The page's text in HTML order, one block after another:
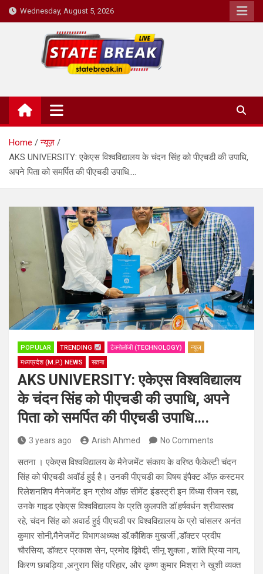
Skip
to
Wednesday, August 5, 2026
State Break
Home
न्यूज़
AKS UNIVERSITY: एकेएस विश्वविद्यालय के चंदन सिंह को पीएचडी की उपाधि,
अपने पिता को समर्पित की पीएचडी उपाधि….
POPULAR TRENDING टेक्नोलॉजी (TECHNOLOGY)
न्यूज़
मध्यप्रदेश (M.P.) NEWS
सतना
AKS UNIVERSITY: एकेएस विश्वविद्यालय
के चंदन सिंह को पीएचडी की उपाधि, अपने
पिता को समर्पित की पीएचडी उपाधि….
3 years ago Arish Ahmed No Comments
सतना । एकेएस विश्वविद्यालय के मैनेजमेंट संकाय के वरिष्ठ फैकेल्टी चंदन
सिंह को पीएचडी अवॉर्ड हुई है। उनकी पीएचडी का विषय इंपैक्ट ऑफ़ कस्टमर
रिलेशनशिप मैनेजमेंट इन ग्रोथ ऑफ़ सीमेंट इंडस्ट्री इन विंध्या रीजन रहा,
उनके गाइड एकेएस विश्वविद्यालय के प्रति कुलपति डॉ.हर्षवर्धन श्रीवास्तव
रहे, चंदन सिंह को अवार्ड हुई पीएचडी पर विश्वविद्यालय के प्रो चांसलर अनंत
कुमार सोनी,मैनेजमेंट विभागअध्यक्ष डॉ.कौशिक मुखर्जी ,डॉक्टर प्रदीप
चौरसिया, डॉक्टर प्रकाश सेन, प्रमोद द्विवेदी, सीनू शुक्ला , शांति प्रिया नाग,
किरण छाबड़िया ,अनुराग सिंह परिहार, और कृष्ण कुमार मिश्रा ने खुशी व्यक्त